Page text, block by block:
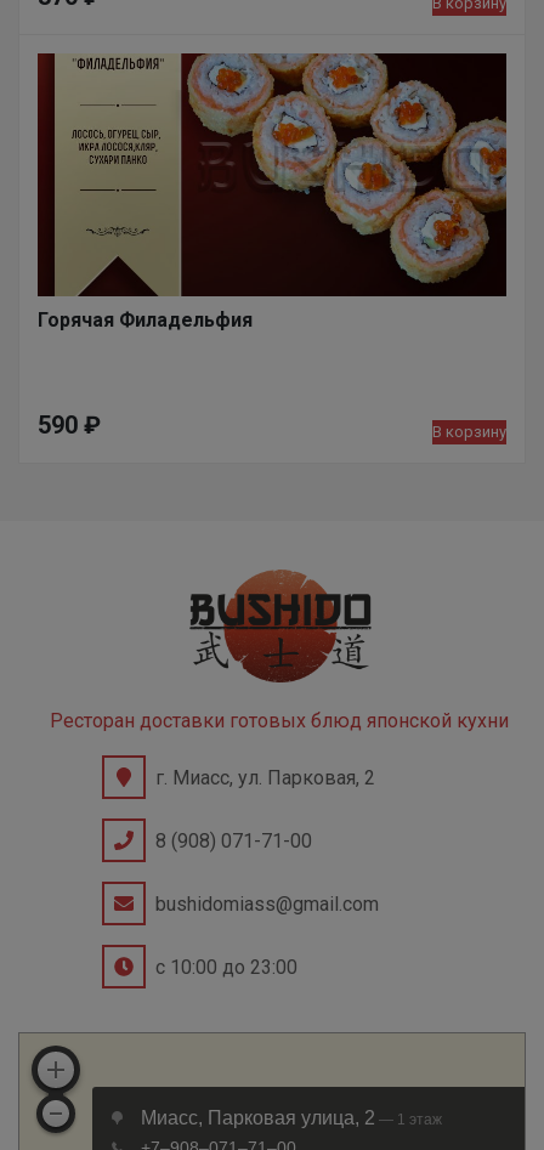
Горячая Филадельфия
590 ₽ В корзину
Ресторан доставки готовых блюд японской кухни
г. Миасс, ул. Парковая, 2
8 (908) 071-71-00
bushidomiass@gmail.com
с 10:00 до 23:00